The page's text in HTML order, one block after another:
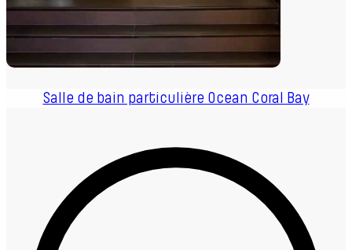
Salle de bain particulière Ocean Coral Bay